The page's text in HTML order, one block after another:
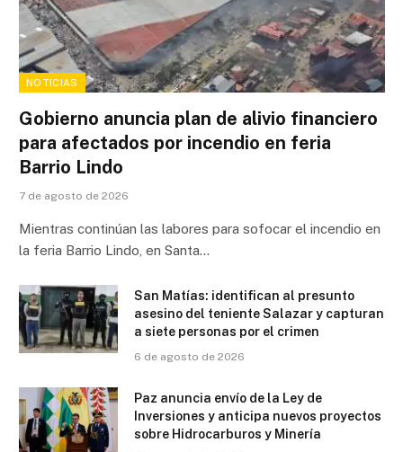
NOTICIAS
Gobierno anuncia plan de alivio financiero
para afectados por incendio en feria
Barrio Lindo
7 de agosto de 2026
Mientras continúan las labores para sofocar el incendio en
la feria Barrio Lindo, en Santa…
San Matías: identifican al presunto
asesino del teniente Salazar y capturan
a siete personas por el crimen
6 de agosto de 2026
Paz anuncia envío de la Ley de
Inversiones y anticipa nuevos proyectos
sobre Hidrocarburos y Minería